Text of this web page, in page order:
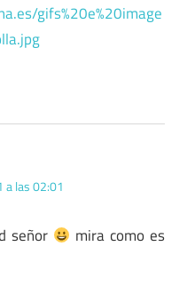
gifs%20e%20image
a las 02:01
señor
mira como es